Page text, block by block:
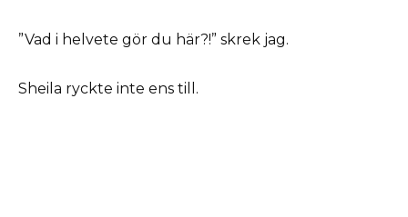
”Vad i helvete gör du här?!” skrek jag.
Sheila ryckte inte ens till.